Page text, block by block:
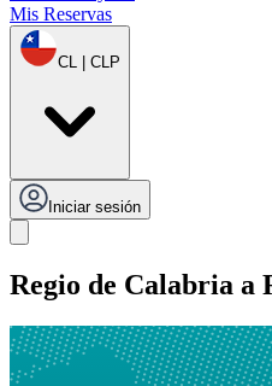
Mis Reservas
CL | CLP
Iniciar sesión
Regio de Calabria a